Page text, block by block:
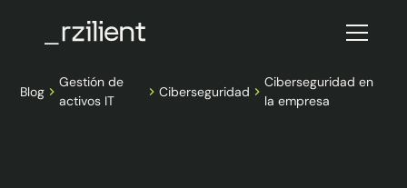
Blog
Gestión de
activos IT
Ciberseguridad
Ciberseguridad en
la empresa